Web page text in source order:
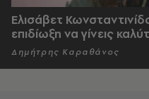
Ελισάβετ
επιδίωξη να γίνεις
Δημήτρης Καραθάνος